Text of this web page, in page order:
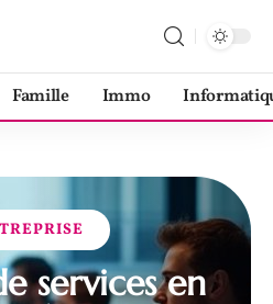
Famille Immo
services en